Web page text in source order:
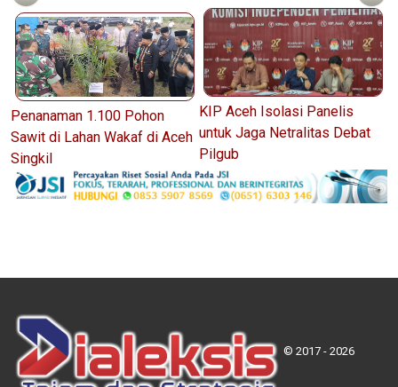
Penanaman 1.100 Pohon
Sawit di Lahan Wakaf di Aceh
Singkil
KIP Aceh Isolasi Panelis
untuk Jaga Netralitas Debat
Pilgub
© 2017 - 2026